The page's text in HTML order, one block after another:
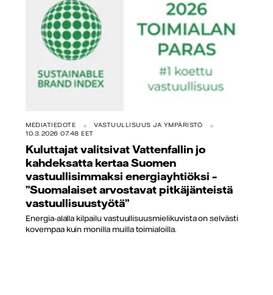
MEDIATIEDOTE
VASTUULLISUUS JA YMPÄRISTÖ
10.3.2026 07.48 EET
Kuluttajat valitsivat Vattenfallin jo
kahdeksatta kertaa Suomen
vastuullisimmaksi energiayhtiöksi –
”Suomalaiset arvostavat pitkäjänteistä
vastuullisuustyötä”
Energia-alalla kilpailu vastuullisuusmielikuvista on selvästi
kovempaa kuin monilla muilla toimialoilla.